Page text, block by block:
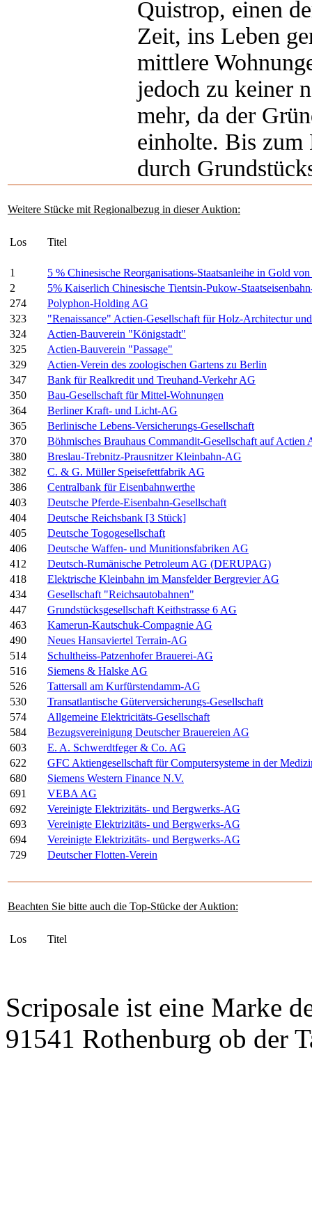
Quistrop, einen
Zeit, ins Leben
mittlere
jedoch zu keiner
mehr, da der
einholte. Bis zum
durch
Weitere Stücke mit Regionalbezug in dieser Auktion:
Los Titel
1
5 % Chinesische Reorganisations-Staatsanleihe in Gold
2
5% Kaiserlich Chinesische Tientsin-Pukow-
274
Polyphon-Holding AG
323
"Renaissance" Actien-Gesellschaft für Holz-Architectur
324
Actien-Bauverein "Königstadt"
325
Actien-Bauverein "Passage"
329
Actien-Verein des zoologischen Gartens zu Berlin
347
Bank für Realkredit und Treuhand-Verkehr AG
350
Bau-Gesellschaft für Mittel-Wohnungen
364
Berliner Kraft- und Licht-AG
365
Berlinische Lebens-Versicherungs-Gesellschaft
370
Böhmisches Brauhaus Commandit-Gesellschaft auf Actien
380
Breslau-Trebnitz-Prausnitzer Kleinbahn-AG
382
C. & G. Müller Speisefettfabrik AG
386
Centralbank für Eisenbahnwerthe
403
Deutsche Pferde-Eisenbahn-Gesellschaft
404
Deutsche Reichsbank [3 Stück]
405
Deutsche Togogesellschaft
406
Deutsche Waffen- und Munitionsfabriken AG
412
Deutsch-Rumänische Petroleum AG (DERUPAG)
418
Elektrische Kleinbahn im Mansfelder Bergrevier AG
434
Gesellschaft "Reichsautobahnen"
447
Grundstücksgesellschaft Keithstrasse 6 AG
463
Kamerun-Kautschuk-Compagnie AG
490
Neues Hansaviertel Terrain-AG
514
Schultheiss-Patzenhofer Brauerei-AG
516
Siemens & Halske AG
526
Tattersall am Kurfürstendamm-AG
530
Transatlantische Güterversicherungs-Gesellschaft
574
Allgemeine Elektricitäts-Gesellschaft
584
Bezugsvereinigung Deutscher Brauereien AG
603
E. A. Schwerdtfeger & Co. AG
622
GFC Aktiengesellschaft für Computersysteme in der
680
Siemens Western Finance N.V.
691
VEBA AG
692
Vereinigte Elektrizitäts- und Bergwerks-AG
693
Vereinigte Elektrizitäts- und Bergwerks-AG
694
Vereinigte Elektrizitäts- und Bergwerks-AG
729
Deutscher Flotten-Verein
Beachten Sie bitte auch die Top-Stücke der Auktion:
Los Titel
Scriposale ist eine Marke
91541 Rothenburg ob der